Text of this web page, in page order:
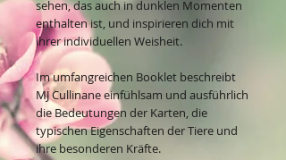
sehen, das auch in dunklen Momenten
enthalten ist, und inspirieren dich mit
ihrer individuellen Weisheit.
Im umfangreichen Booklet beschreibt
MJ Cullinane einfühlsam und ausführlich
die Bedeutungen der Karten, die
typischen Eigenschaften der Tiere und
ihre besonderen Kräfte.